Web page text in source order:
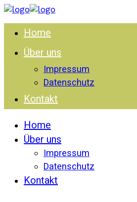
Home
Über uns
Impressum
Datenschutz
Kontakt
Home
Über uns
Impressum
Datenschutz
Kontakt